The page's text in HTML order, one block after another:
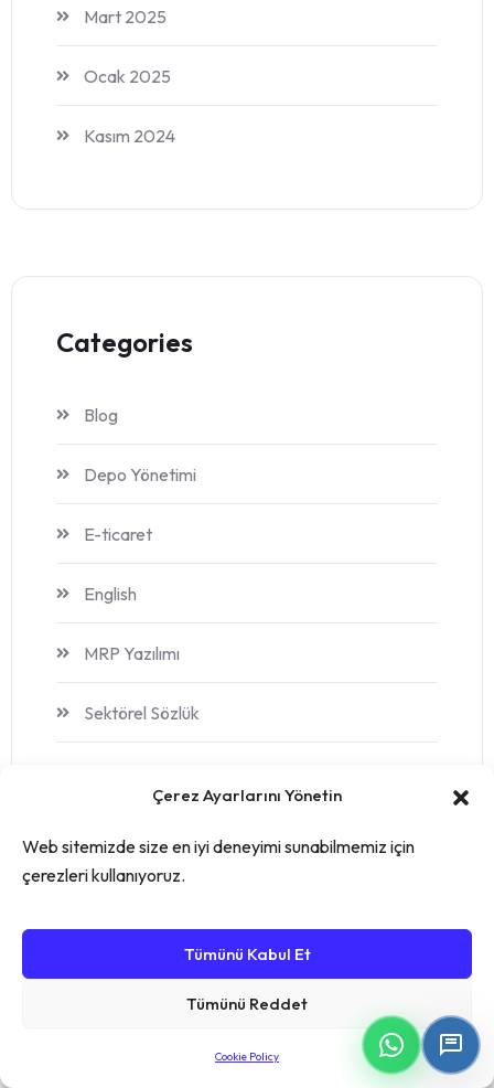
Çerez Ayarlarını Yönetin
Web sitemizde size en iyi deneyimi sunabilmemiz için
çerezleri kullanıyoruz.
Tümünü Kabul Et
Tümünü Reddet
Cookie Policy
Mart 2025
Ocak 2025
Kasım 2024
Categories
Blog
Depo Yönetimi
E-ticaret
English
MRP Yazılımı
Sektörel Sözlük
Üretim Takip Yazılımı
Üretim Yazılımı